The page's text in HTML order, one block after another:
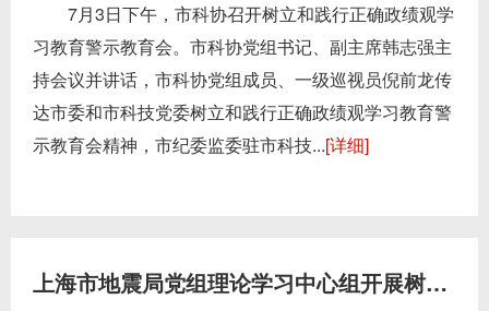
7月3日下午，市科协召开树立和践行正确政绩观学
习教育警示教育会。市科协党组书记、副主席韩志强主
持会议并讲话，市科协党组成员、一级巡视员倪前龙传
达市委和市科技党委树立和践行正确政绩观学习教育警
示教育会精神，市纪委监委驻市科技...[详细]
上海市地震局党组理论学习中心组开展树立和践行正确政...